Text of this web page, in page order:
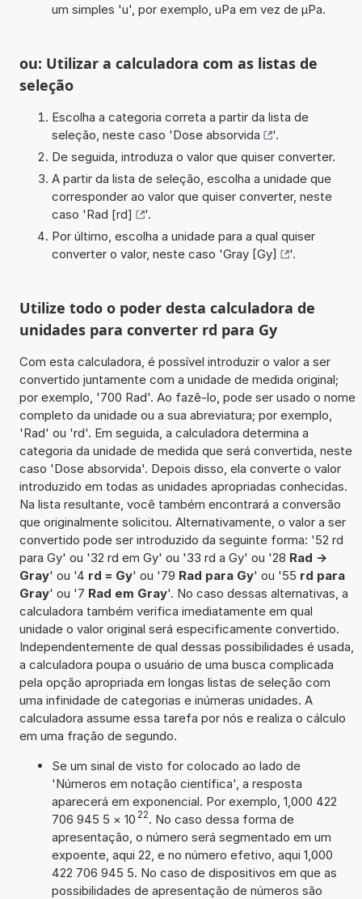
um simples 'u', por exemplo, uPa em vez de µPa.
ou: Utilizar a calculadora com as listas de
seleção
Escolha a categoria correta a partir da lista de
seleção, neste caso 'Dose absorvida
'.
De seguida, introduza o valor que quiser converter.
A partir da lista de seleção, escolha a unidade que
corresponder ao valor que quiser converter, neste
caso 'Rad [rd]
'.
Por último, escolha a unidade para a qual quiser
converter o valor, neste caso 'Gray [Gy] '.
Utilize todo o poder desta calculadora de
unidades para converter rd para Gy
Com esta calculadora, é possível introduzir o valor a ser
convertido juntamente com a unidade de medida original;
por exemplo, '700 Rad'. Ao fazê-lo, pode ser usado o nome
completo da unidade ou a sua abreviatura; por exemplo,
'Rad' ou 'rd'. Em seguida, a calculadora determina a
categoria da unidade de medida que será convertida, neste
caso 'Dose absorvida'. Depois disso, ela converte o valor
introduzido em todas as unidades apropriadas conhecidas.
Na lista resultante, você também encontrará a conversão
que originalmente solicitou. Alternativamente, o valor a ser
convertido pode ser introduzido da seguinte forma: '52 rd
para Gy' ou '32 rd em Gy' ou '33 rd a Gy' ou '28 Rad ->
Gray' ou '4 rd = Gy' ou '79 Rad para Gy' ou '55 rd para
Gray' ou '7 Rad em Gray'. No caso dessas alternativas, a
calculadora também verifica imediatamente em qual
unidade o valor original será especificamente convertido.
Independentemente de qual dessas possibilidades é usada,
a calculadora poupa o usuário de uma busca complicada
pela opção apropriada em longas listas de seleção com
uma infinidade de categorias e inúmeras unidades. A
calculadora assume essa tarefa por nós e realiza o cálculo
em uma fração de segundo.
Se um sinal de visto for colocado ao lado de
'Números em notação científica', a resposta
aparecerá em exponencial. Por exemplo, 1,000 422
706 945 5 × 10 22. No caso dessa forma de
apresentação, o número será segmentado em um
expoente, aqui 22, e no número efetivo, aqui 1,000
422 706 945 5. No caso de dispositivos em que as
possibilidades de apresentação de números são